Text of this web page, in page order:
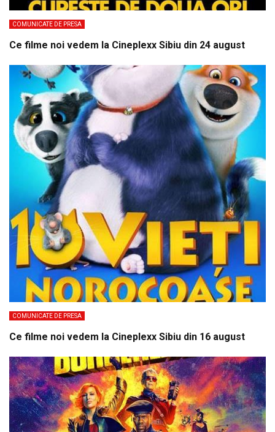
COMUNICATE DE PRESA
Ce filme noi vedem la Cineplexx Sibiu din 24 august
COMUNICATE DE PRESA
Ce filme noi vedem la Cineplexx Sibiu din 16 august